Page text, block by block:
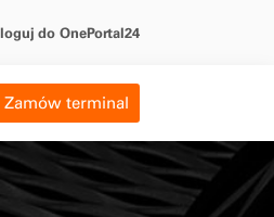
do OnePortal24
Field
Zamów terminal